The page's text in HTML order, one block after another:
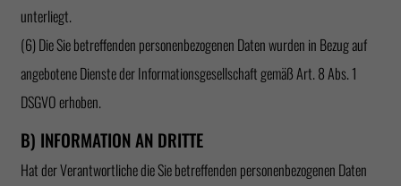
unterliegt.
(6) Die Sie betreffenden personenbezogenen Daten wurden in Bezug auf
angebotene Dienste der Informationsgesellschaft gemäß Art. 8 Abs. 1
DSGVO erhoben.
B) INFORMATION AN DRITTE
Hat der Verantwortliche die Sie betreffenden personenbezogenen Daten